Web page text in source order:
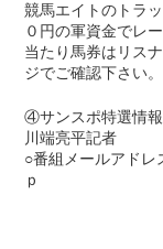
競馬エイトのトラ
０円の軍資金でレ
当たり馬券はリス
ジでご確認下さい。
④サンスポ特選情報
川端亮平記者
○番組メールアドレ
ｐ